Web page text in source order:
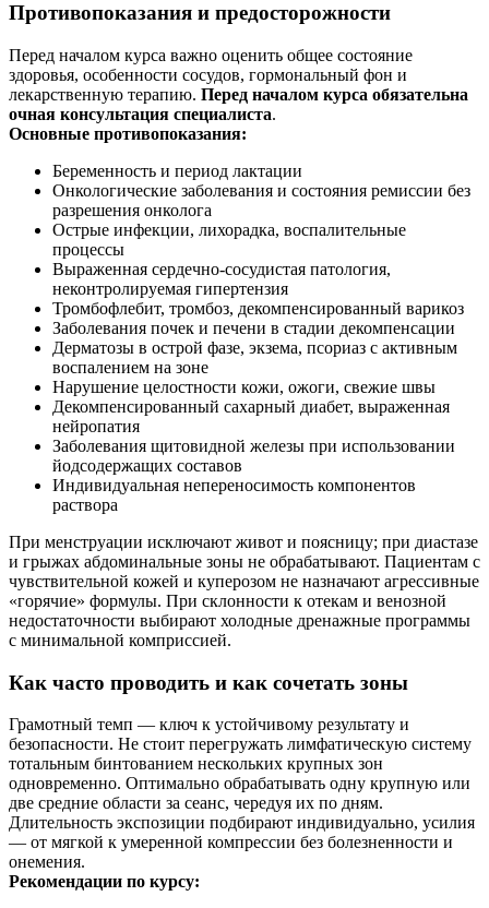
Противопоказания и предосторожности
Перед началом курса важно оценить общее состояние
здоровья, особенности сосудов, гормональный фон и
лекарственную терапию. Перед началом курса обязательна
очная консультация специалиста.
Основные противопоказания:
Беременность и период лактации
Онкологические заболевания и состояния ремиссии без
разрешения онколога
Острые инфекции, лихорадка, воспалительные
процессы
Выраженная сердечно‑сосудистая патология,
неконтролируемая гипертензия
Тромбофлебит, тромбоз, декомпенсированный варикоз
Заболевания почек и печени в стадии декомпенсации
Дерматозы в острой фазе, экзема, псориаз с активным
воспалением на зоне
Нарушение целостности кожи, ожоги, свежие швы
Декомпенсированный сахарный диабет, выраженная
нейропатия
Заболевания щитовидной железы при использовании
йодсодержащих составов
Индивидуальная непереносимость компонентов
раствора
При менструации исключают живот и поясницу; при диастазе
и грыжах абдоминальные зоны не обрабатывают. Пациентам с
чувствительной кожей и куперозом не назначают агрессивные
«горячие» формулы. При склонности к отекам и венозной
недостаточности выбирают холодные дренажные программы
с минимальной комприссией.
Как часто проводить и как сочетать зоны
Грамотный темп — ключ к устойчивому результату и
безопасности. Не стоит перегружать лимфатическую систему
тотальным бинтованием нескольких крупных зон
одновременно. Оптимально обрабатывать одну крупную или
две средние области за сеанс, чередуя их по дням.
Длительность экспозиции подбирают индивидуально, усилия
— от мягкой к умеренной компрессии без болезненности и
онемения.
Рекомендации по курсу: